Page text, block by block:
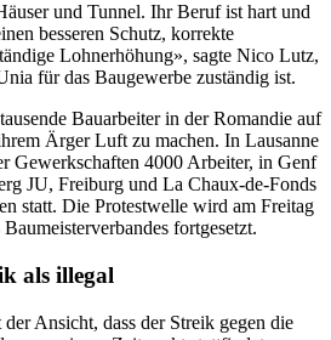
und Tunnel. Ihr Beruf ist hart und
besseren Schutz, korrekte
Lohnerhöhung», sagte Nico Lutz,
für das Baugewerbe zuständig ist.
Bauarbeiter in der Romandie auf
Ärger Luft zu machen. In Lausanne
Gewerkschaften 4000 Arbeiter, in Genf
JU, Freiburg und La Chaux-de-Fonds
statt. Die Protestwelle wird am Freitag
fortgesetzt.
als illegal
Ansicht, dass der Streik gegen die